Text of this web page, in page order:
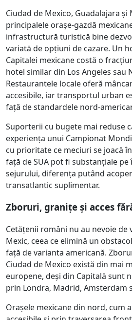
Ciudad de Mexico, Guadalajara și
principalele orașe-gazdă
infrastructură turistică bine
variată de opțiuni de cazare. Un
Capitalei mexicane costă o
hotel similar din Los Angeles sau
Restaurantele locale oferă
accesibile, iar transportul urban
față de standardele nord-
Suporterii cu bugete mai reduse
experiența unui Campionat
cu prioritate ce meciuri se joacă
față de SUA pot fi substanțiale
sejurului, diferența putând
transatlantic suplimentar.
Zboruri, granițe și acces
Cetățenii români nu au nevoie de
Mexic, ceea ce elimină un
față de varianta americană.
Ciudad de Mexico există din mai
europene, deși din Capitală sunt
prin Londra, Madrid, Amsterdam
Orașele mexicane din nord, cum